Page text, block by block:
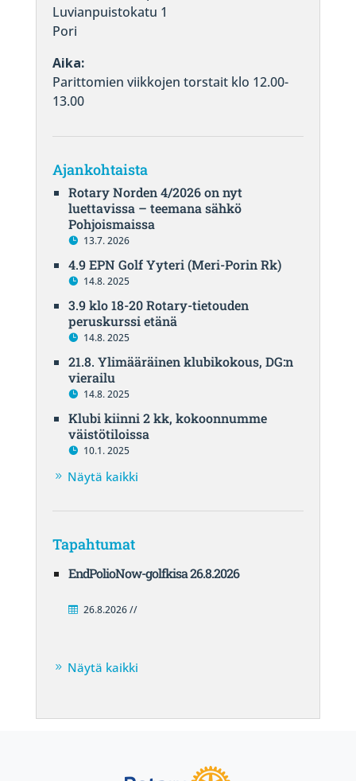
Luvianpuistokatu 1
Pori
Aika:
Parittomien viikkojen torstait klo 12.00-
13.00
Ajankohtaista
Rotary Norden 4/2026 on nyt
luettavissa – teemana sähkö
Pohjoismaissa
13.7. 2026
4.9 EPN Golf Yyteri (Meri-Porin Rk)
14.8. 2025
3.9 klo 18-20 Rotary-tietouden
peruskurssi etänä
14.8. 2025
21.8. Ylimääräinen klubikokous, DG:n
vierailu
14.8. 2025
Klubi kiinni 2 kk, kokoonnumme
väistötiloissa
10.1. 2025
Näytä kaikki
Tapahtumat
EndPolioNow-golfkisa 26.8.2026
26.8.2026 //
Näytä kaikki